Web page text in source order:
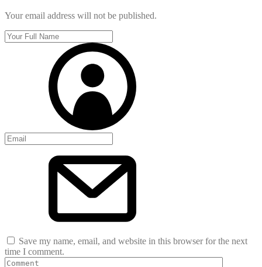
Your email address will not be published.
Save my name, email, and website in this browser for the next
time I comment.